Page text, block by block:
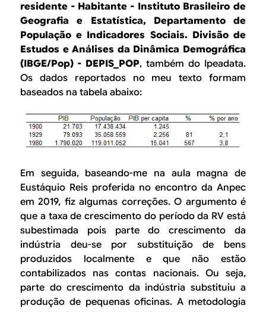
residente - Habitante - Instituto Brasileiro de
Geografia e Estatística, Departamento de
População e Indicadores Sociais. Divisão de
Estudos e Análises da Dinâmica Demográfica
(IBGE/Pop) - DEPIS_POP, também do Ipeadata.
Os dados reportados no meu texto formam
baseados na tabela abaixo:
Em seguida, baseando-me na aula magna de
Eustáquio Reis proferida no encontro da Anpec
em 2019, fiz algumas correções. O argumento é
que a taxa de crescimento do período da RV está
subestimada pois parte do crescimento da
indústria deu-se por substituição de bens
produzidos localmente e que não estão
contabilizados nas contas nacionais. Ou seja,
parte do crescimento da indústria substituiu a
produção de pequenas oficinas. A metodologia